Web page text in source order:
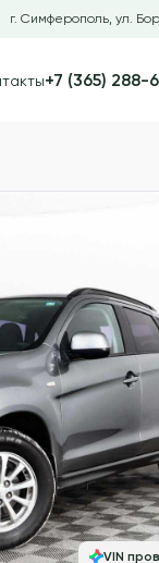
г. Симферополь, ул.
+7 (365) 288-
VIN